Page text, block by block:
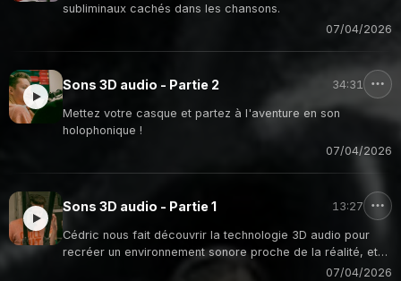
subliminaux cachés dans les chansons.
07/04/2026
Sons 3D audio - Partie 2 34:31
Mettez votre casque et partez à l'aventure en son
holophonique !
07/04/2026
Sons 3D audio - Partie 1 13:27
Cédric nous fait découvrir la technologie 3D audio pour
recréer un environnement sonore proche de la réalité, et
07/04/2026